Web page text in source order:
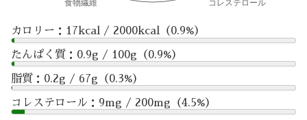
カロリー：17kcal / 2000kcal（0.9%）
たんぱく質：0.9g / 100g（0.9%）
脂質：0.2g / 67g（0.3%）
コレステロール：9mg / 200mg（4.5%）